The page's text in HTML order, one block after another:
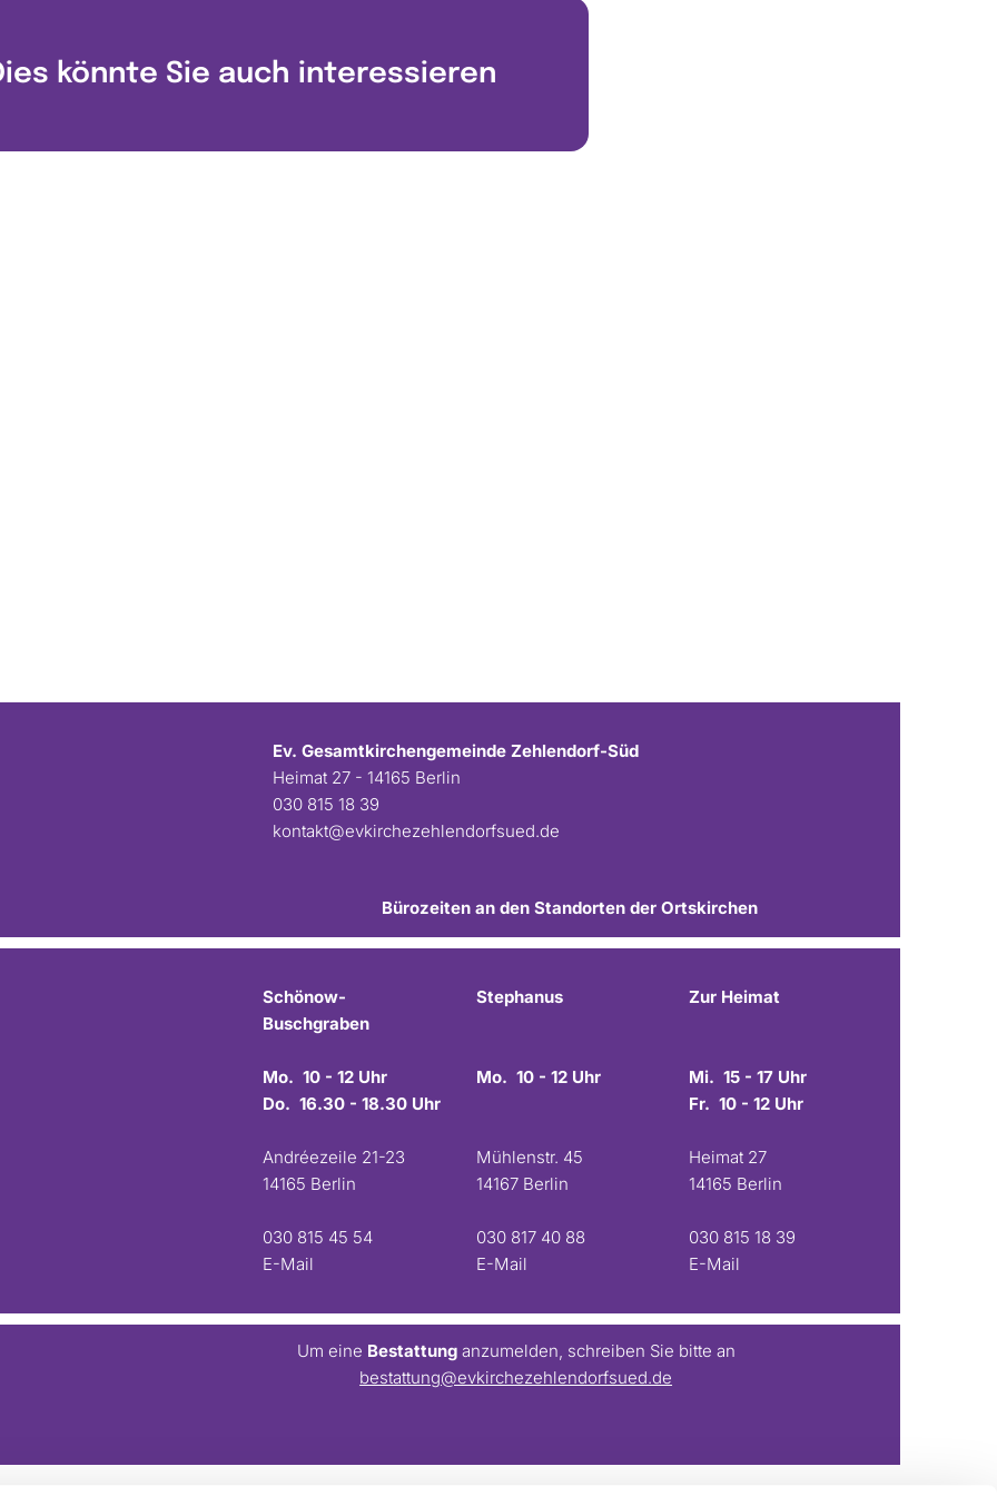
könnte Sie auch interessieren
Ev. Gesamtkirchengemeinde Zehlendorf-Süd
Heimat 27 - 14165 Berlin
030 815 18 39
kontakt@evkirchezehlendorfsued.de
Bürozeiten an den Standorten der Ortskirchen
Schönow-
Buschgraben
Mo. 10 - 12 Uhr
Do. 16.30 - 18.30 Uhr
Andréezeile 21-23
14165 Berlin
030 815 45 54
E-Mail
Stephanus
Mo. 10 - 12 Uhr
Mühlenstr. 45
14167 Berlin
030 817 40 88
E-Mail
Zur Heimat
Mi. 15 - 17 Uhr
Fr. 10 - 12 Uhr
Heimat 27
14165 Berlin
030 815 18 39
E-Mail
Um eine Bestattunganzumelden, schreiben Sie bitte an
bestattung@evkirchezehlendorfsued.de